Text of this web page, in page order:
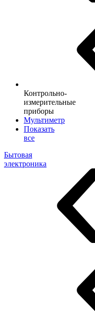
Контрольно-
измерительные
приборы
Мультиметр
Показать
все
Бытовая
электроника